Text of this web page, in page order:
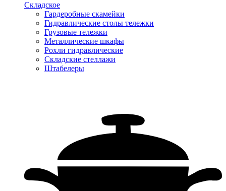
Складское
Гардеробные скамейки
Гидравлические столы тележки
Грузовые тележки
Металлические шкафы
Рохли гидравлические
Складские стеллажи
Штабелеры